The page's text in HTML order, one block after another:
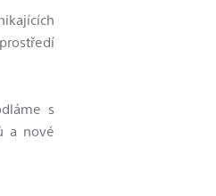
s
a nové